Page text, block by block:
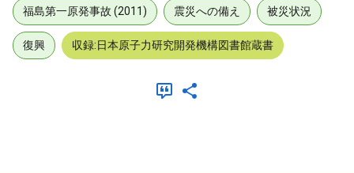
福島第一原発事故 (2011) 震災への備え 被災状況
復興 収録:日本原子力研究開発機構図書館蔵書